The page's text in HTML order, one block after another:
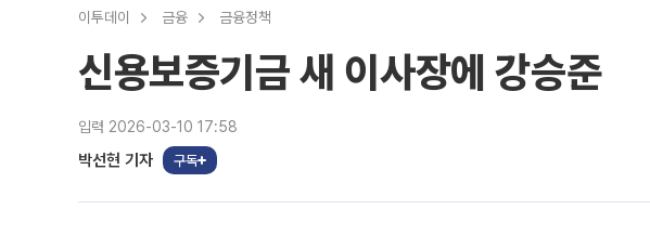
이투데이 금융 금융정책
신용보증기금 새 이사장에 강승준
입력 2026-03-10 17:58
박선현 기자 구독